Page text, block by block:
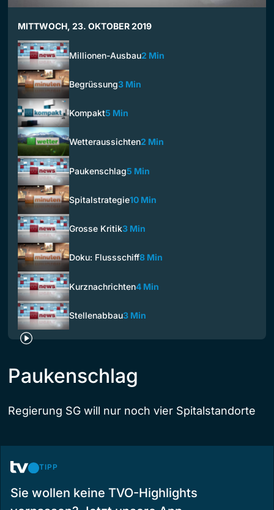
MITTWOCH, 23. OKTOBER 2019
Millionen-Ausbau2 Min
Begrüssung3 Min
Kompakt5 Min
Wetteraussichten2 Min
Paukenschlag5 Min
Spitalstrategie10 Min
Grosse Kritik3 Min
Doku: Flussschiff8 Min
Kurznachrichten4 Min
Stellenabbau3 Min
Paukenschlag
Regierung SG will nur noch vier Spitalstandorte
TIPP
Sie wollen keine TVO-Highlights